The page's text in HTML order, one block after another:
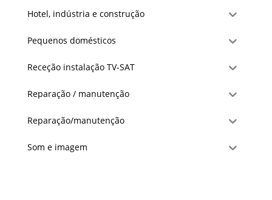
Hotel, indústria e construção
Pequenos domésticos
Receção instalação TV-SAT
Reparação / manutenção
Reparação/manutenção
Som e imagem